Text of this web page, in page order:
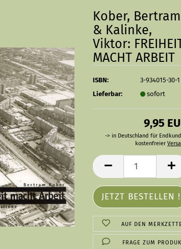
Passwort vergessen?
Kober, Bertram
& Kalinke,
Viktor:
MACHT ARBEIT
ISBN:
3-934015-30-1
Lieferbar:
sofort
9,95
-> in Deutschland für
kostenfreier
AUF DEN
FRAGE ZUM